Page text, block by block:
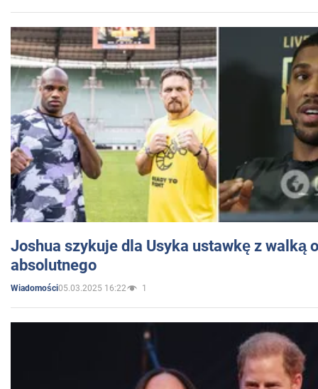
Joshua szykuje dla Usyka ustawkę z walką
absolutnego
Wiadomości05.03.2025 16:22 1